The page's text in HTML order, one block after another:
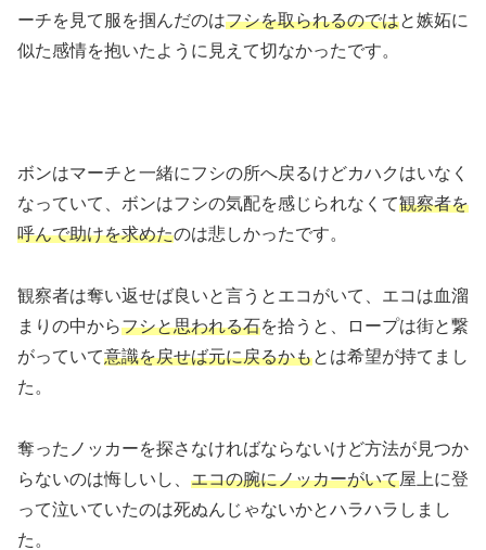
ーチを見て服を掴んだのはフシを取られるのではと嫉妬に
似た感情を抱いたように見えて切なかったです。
ボンはマーチと一緒にフシの所へ戻るけどカハクはいなく
なっていて、ボンはフシの気配を感じられなくて観察者を
呼んで助けを求めたのは悲しかったです。
観察者は奪い返せば良いと言うとエコがいて、エコは血溜
まりの中からフシと思われる石を拾うと、ロープは街と繋
がっていて意識を戻せば元に戻るかもとは希望が持てまし
た。
奪ったノッカーを探さなければならないけど方法が見つか
らないのは悔しいし、 エコの腕にノッカーがいて屋上に登
って泣いていたのは死ぬんじゃないかとハラハラしまし
た。